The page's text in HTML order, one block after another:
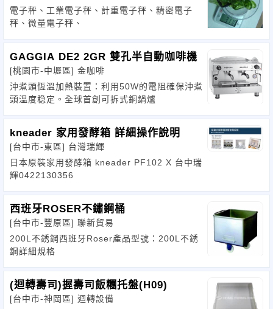
電子秤、工業電子秤、計重電子秤、精密電子
秤、微量電子秤、
GAGGIA DE2 2GR 雙孔半自動咖啡機
[桃園市-中壢區] 金咖啡
沖煮頭恆溫加熱裝置：利用50W的電阻確保沖煮
頭温度稳定。全球首創可拆式銅鍋爐
kneader 家用發酵箱 詳細操作說明
[台中市-東區] 台灣瑞輝
日本原裝家用發酵箱 kneader PF102 X 台中瑞
輝0422130356
西班牙ROSER不鏽鋼桶
[台中市-豐原區] 聯新貿易
200L不銹鋼西班牙Roser產品型號：200L不銹
鋼詳細規格
(迴轉壽司)握壽司飯糰托盤(H09)
[台中市-神岡區] 迴轉設備